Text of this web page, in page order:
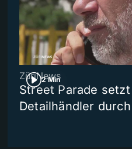
2 Min
ZüriNews
Street Parade
Detailhändler durch